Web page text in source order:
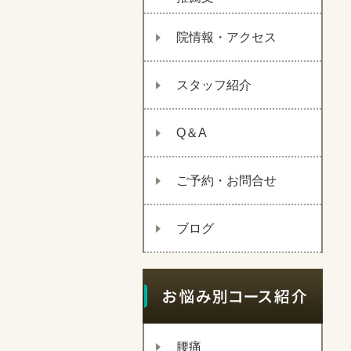
院情報・アクセス
スタッフ紹介
Q＆A
ご予約・お問合せ
ブログ
腰痛